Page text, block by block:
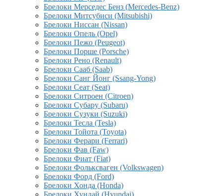
Брелоки Мерседес Бенз (Mercedes-Benz)
Брелоки Митсубиси (Mitsubishi)
Брелоки Ниссан (Nissan)
Брелоки Опель (Opel)
Брелоки Пежо (Peugeot)
Брелоки Порше (Porsche)
Брелоки Рено (Renault)
Брелоки Сааб (Saab)
Брелоки Санг Йонг (Ssang-Yong)
Брелоки Сеат (Seat)
Брелоки Ситроен (Citroen)
Брелоки Субару (Subaru)
Брелоки Сузуки (Suzuki)
Брелоки Тесла (Tesla)
Брелоки Тойота (Toyota)
Брелоки Ферари (Ferrari)
Брелоки Фав (Faw)
Брелоки Фиат (Fiat)
Брелоки Фольксваген (Volkswagen)
Брелоки Форд (Ford)
Брелоки Хонда (Honda)
Брелоки Хундай (Hyundai)